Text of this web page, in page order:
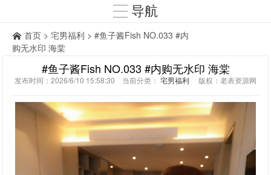
导航
首页 > 宅男福利 > #鱼子酱Fish NO.033 #内
购无水印 海棠
#鱼子酱Fish NO.033 #内购无水印 海棠
发布时间：2026/6/10 15:58:30 当前分类： 宅男福利 版权：老表资源网